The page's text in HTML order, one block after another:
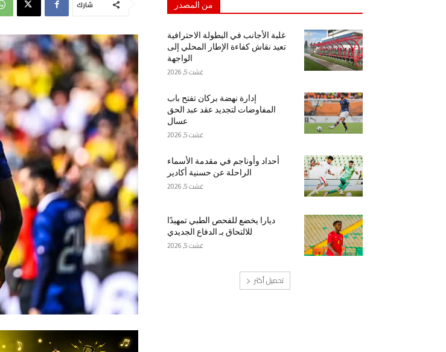
شارك من المصدر
غلبة الأجانب في البطولة الاحترافية
تعيد نقاش كفاءة الإطار المحلي إلى
الواجهة
غشت 5, 2026
إدارة نهضة بركان تفتح باب
المفاوضات لتجديد عقد عبد الحق
عسال
غشت 5, 2026
أحداد وأوناجم في مقدمة الأسماء
الراحلة عن حسنية أكادير
غشت 5, 2026
ديارا يخضع للفحص الطبي تمهيدًا
للالتحاق بـ الدفاع الجديدي
غشت 5, 2026
تحميل أكثر